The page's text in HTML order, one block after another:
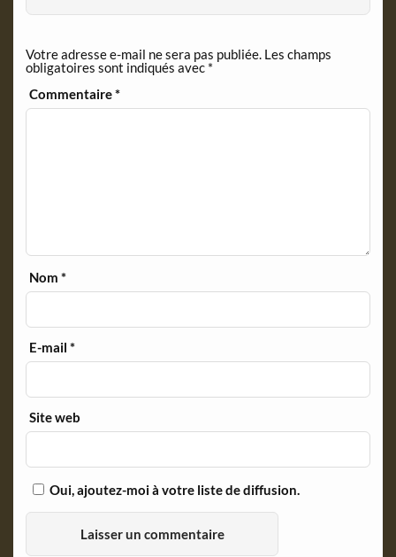
n
l
y
Votre adresse e-mail ne sera pas publiée. Les champs
obligatoires sont indiqués avec *
Commentaire*
Nom*
E-mail*
Site web
Oui, ajoutez-moi à votre liste de diffusion.